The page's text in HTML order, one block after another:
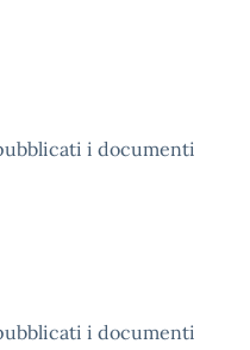
i documenti
i documenti